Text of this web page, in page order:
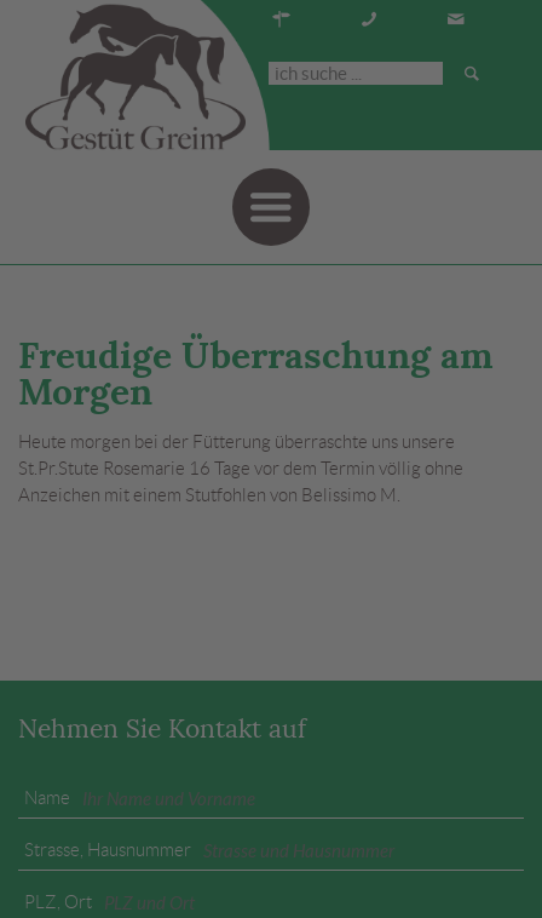
Freudige Überraschung am
Morgen
Heute morgen bei der Fütterung überraschte uns unsere
St.Pr.Stute Rosemarie 16 Tage vor dem Termin völlig ohne
Anzeichen mit einem Stutfohlen von Belissimo M.
Nehmen Sie Kontakt auf
Name
Strasse, Hausnummer
PLZ, Ort